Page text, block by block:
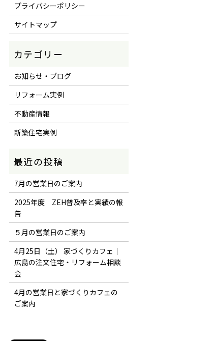
プライバシーポリシー
サイトマップ
お知らせ・ブログ
リフォーム実例
不動産情報
新築住宅実例
7月の営業日のご案内
2025年度 ZEH普及率と実績の報
告
５月の営業日のご案内
4月25日（土） 家づくりカフェ｜
広島の注文住宅・リフォーム相談
会
4月の営業日と家づくりカフェの
ご案内